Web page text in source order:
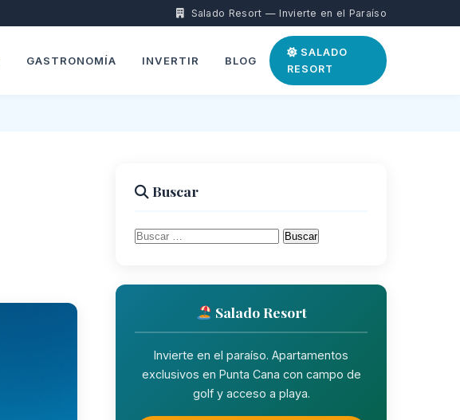
Salado Resort — Invierte en el Paraíso
GASTRONOMÍA INVERTIR BLOG
SALADO
RESORT
Buscar
Buscar:
Salado Resort
Invierte en el paraíso. Apartamentos
exclusivos en Punta Cana con campo de
golf y acceso a playa.